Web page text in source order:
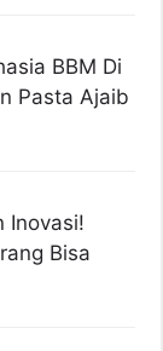
BBM Di
Pasta Ajaib
Inovasi!
Bisa